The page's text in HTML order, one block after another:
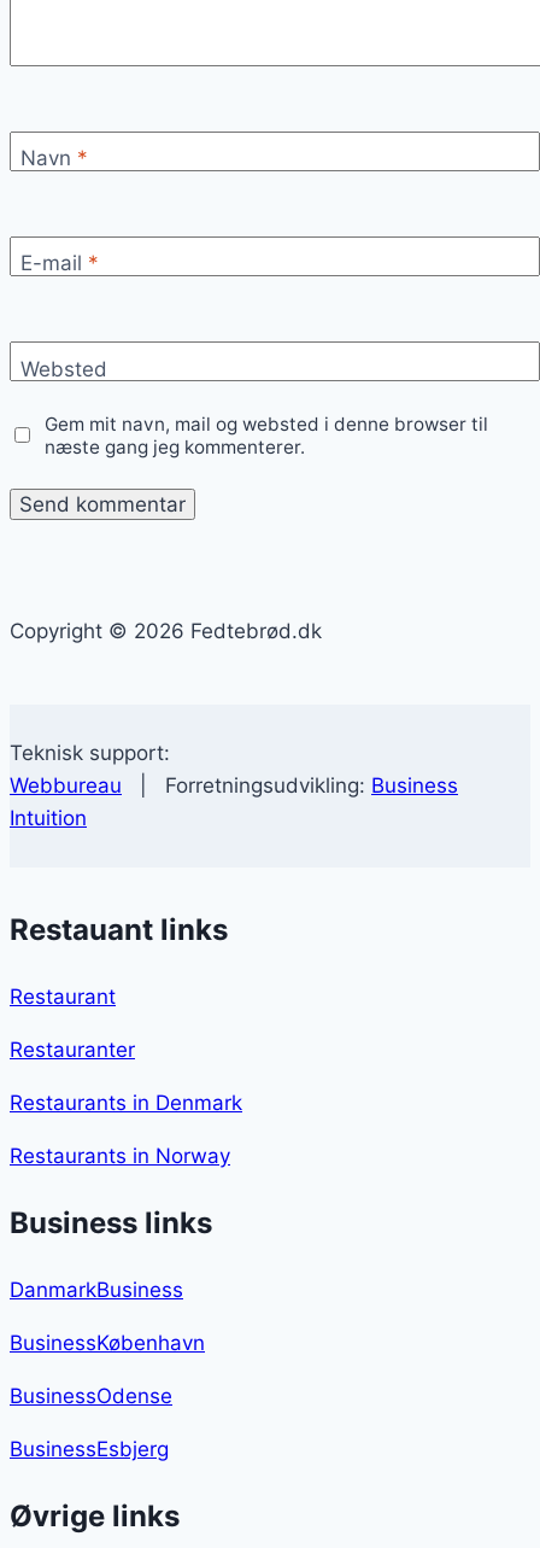
Navn *
E-mail *
Websted
Gem mit navn, mail og websted i denne browser til
næste gang jeg kommenterer.
Copyright © 2026 Fedtebrød.dk
Teknisk support:
Webbureau | Forretningsudvikling: Business
Intuition
Restauant links
Restaurant
Restauranter
Restaurants in Denmark
Restaurants in Norway
Business links
DanmarkBusiness
BusinessKøbenhavn
BusinessOdense
BusinessEsbjerg
Øvrige links